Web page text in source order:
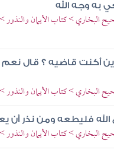
به وجه الله
> كتاب الأيمان والنذور >
أكنت قاضيه ؟ قال
البخاري > كتاب الأيمان
الله فليطعه ومن نذر أن
> كتاب الأيمان والنذور